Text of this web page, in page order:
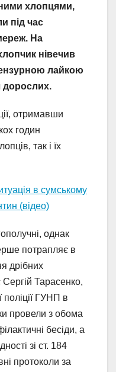
хлопцями,
під час
На
нівечив
лайкою
дорослих.
отримавши
годин
так і їх
в сумському
(відео)
однак
потрапляє в
дрібних
Тарасенко,
поліції ГУНП в
провели з обома
бесіди, а
зі ст. 184
протоколи за